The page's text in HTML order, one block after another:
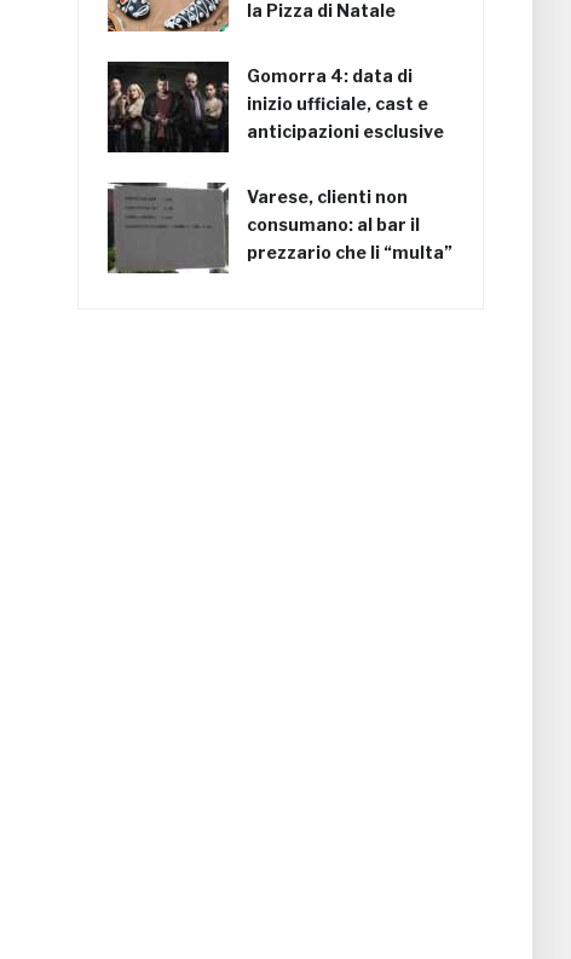
la Pizza di Natale
Gomorra 4: data di
inizio ufficiale, cast e
anticipazioni esclusive
Varese, clienti non
consumano: al bar il
prezzario che li “multa”